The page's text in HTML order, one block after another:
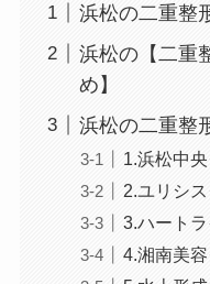
浜松の二重整
浜松の【二重
め】
浜松の二重整
1.浜松中
2.ユリシ
3.ハート
4.湘南美